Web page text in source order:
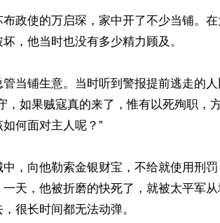
政使的万启琛，家中开了不少当铺。
，他当时也没有多少精力顾及。
当铺生意。当时听到警报提前逃走的
，如果贼寇真的来了，惟有以死殉职，
何面对主人呢？”
，向他勒索金银财宝，不给就使用刑
天，他被折磨的快死了，就被太平军
很长时间都无法动弹。